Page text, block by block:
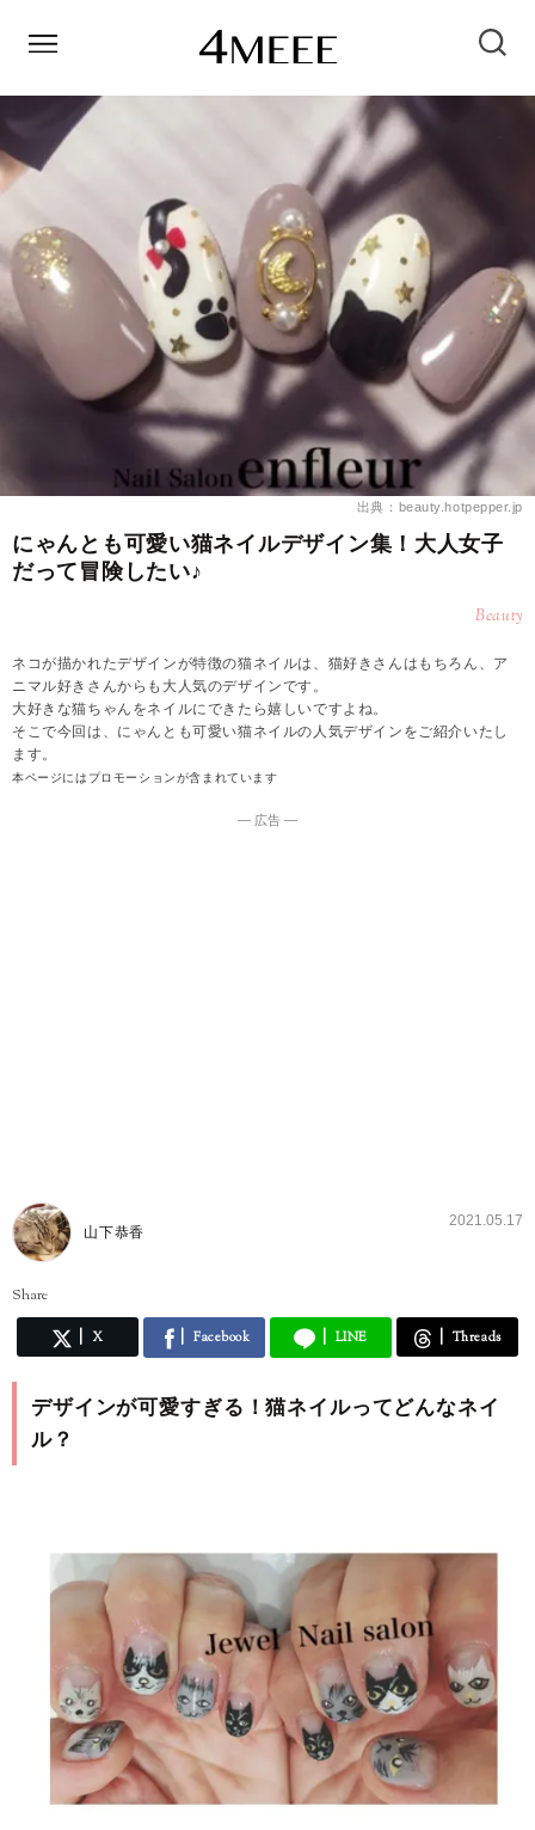
出典：beauty.hotpepper.jp
にゃんとも可愛い猫ネイルデザイン集！大人女子
だって冒険したい♪
Beauty
ネコが描かれたデザインが特徴の猫ネイルは、猫好きさんはもちろん、ア
ニマル好きさんからも大人気のデザインです。
大好きな猫ちゃんをネイルにできたら嬉しいですよね。
そこで今回は、にゃんとも可愛い猫ネイルの人気デザインをご紹介いたし
ます。
本ページにはプロモーションが含まれています
― 広告 ―
山下恭香
2021.05.17
Share
X Facebook LINE Threads
デザインが可愛すぎる！猫ネイルってどんなネイ
ル？